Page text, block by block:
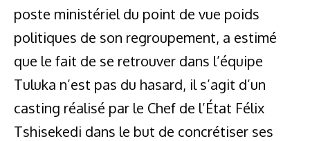
poste ministériel du point de vue poids
politiques de son regroupement, a estimé
que le fait de se retrouver dans l’équipe
Tuluka n’est pas du hasard, il s’agit d’un
casting réalisé par le Chef de l’État Félix
Tshisekedi dans le but de concrétiser ses